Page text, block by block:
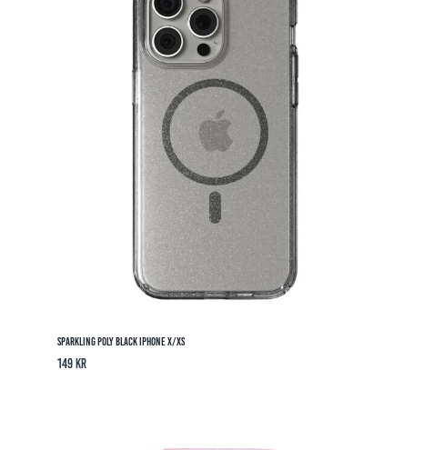
Sparkling Poly Black iPhone X/XS
149 kr